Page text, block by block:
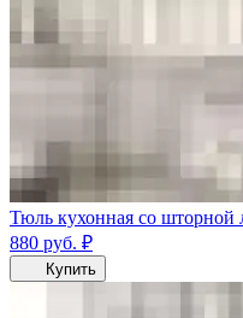
Тюль кухонная со шторной
880 руб. ₽
Купить